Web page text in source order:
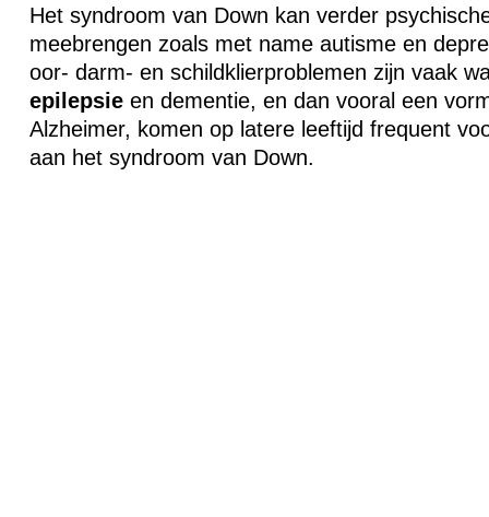
Het syndroom van Down kan verder
meebrengen zoals met name autisme en
oor- darm- en schildklierproblemen zijn vaak
epilepsieen dementie, en dan vooral een
Alzheimer, komen op latere leeftijd frequent
aan het syndroom van Down.